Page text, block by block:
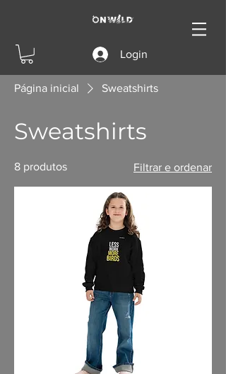
Login
Página inicial Sweatshirts
Sweatshirts
8 produtos Filtrar e ordenar